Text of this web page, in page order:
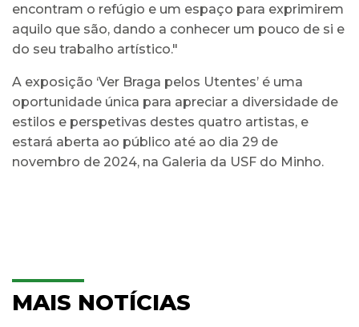
encontram o refúgio e um espaço para exprimirem
aquilo que são, dando a conhecer um pouco de si e
do seu trabalho artístico."
A exposição ‘Ver Braga pelos Utentes’ é uma
oportunidade única para apreciar a diversidade de
estilos e perspetivas destes quatro artistas, e
estará aberta ao público até ao dia 29 de
novembro de 2024, na Galeria da USF do Minho.
MAIS NOTÍCIAS